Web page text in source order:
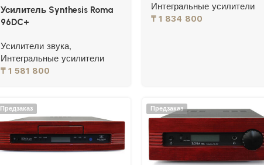
Усилитель Synthesis Roma
96DC+
Усилители звука,
Интегральные усилители
₸1 581 800
Интегральные усилители
₸1 834 800
Предзаказ Предзаказ